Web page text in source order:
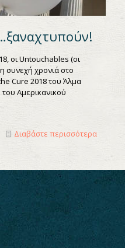
οι Untouchables (οι
συνεχή χρονιά στο
Cure 2018 του Άλμα
Αμερικανικού
Διαβάστε περισσότερα